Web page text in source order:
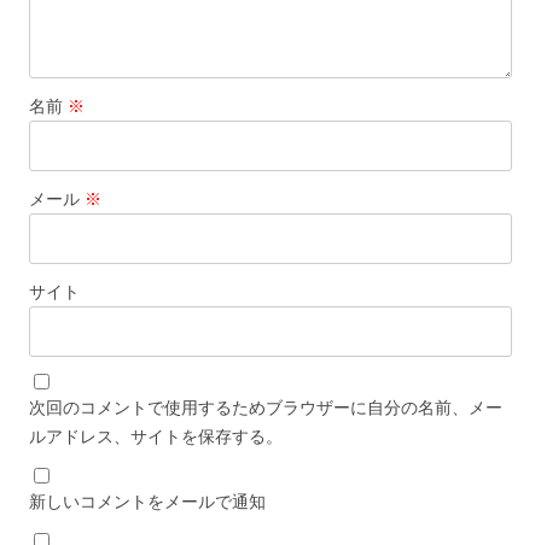
名前 ※
メール ※
サイト
次回のコメントで使用するためブラウザーに自分の名前、メー
ルアドレス、サイトを保存する。
新しいコメントをメールで通知